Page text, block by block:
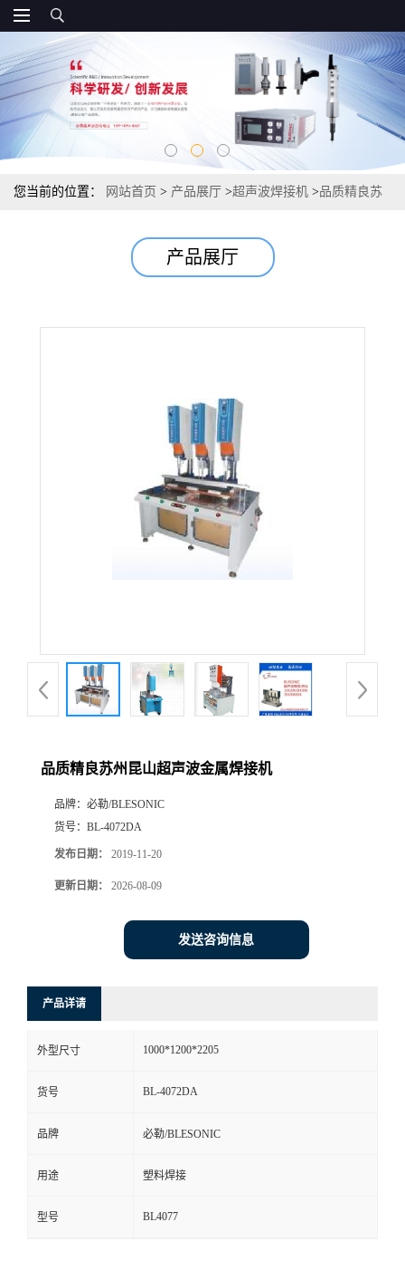
您当前的位置： 网站首页 > 产品展厅 >超声波焊接机 >品质精良苏
产品展厅
品质精良苏州昆山超声波金属焊接机
品牌： 必勒/BLESONIC
货号： BL-4072DA
发布日期： 2019-11-20
更新日期： 2026-08-09
发送咨询信息
产品详请
外型尺寸 1000*1200*2205
货号 BL-4072DA
品牌 必勒/BLESONIC
用途 塑料焊接
型号 BL4077